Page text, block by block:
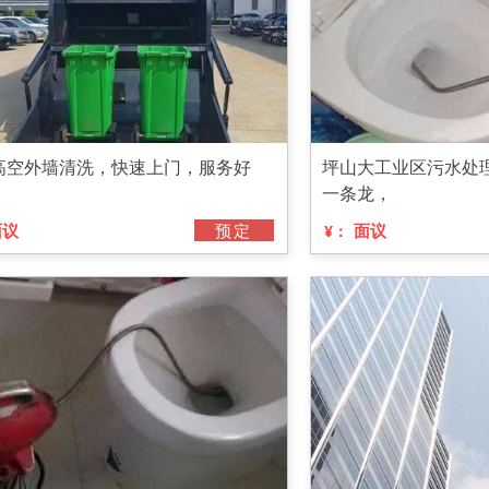
空外墙清洗，快速上门，服务好
预定
坪山大工业区污水处
一条龙，
¥： 面议